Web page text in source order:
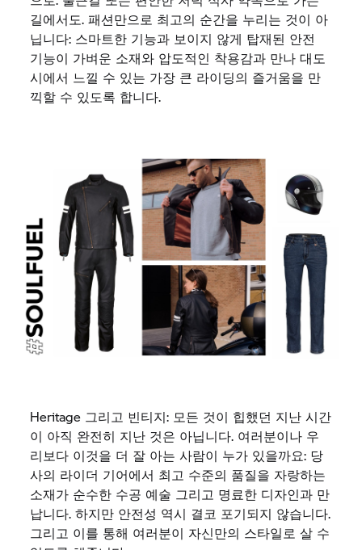
길에서도. 패션만으로 최고의 순간을 누리는 것이 아
닙니다: 스마트한 기능과 보이지 않게 탑재된 안전
기능이 가벼운 소재와 압도적인 착용감과 만나 대도
시에서 느낄 수 있는 가장 큰 라이딩의 즐거움을 만
끽할 수 있도록 합니다.
Heritage 그리고 빈티지: 모든 것이 힙했던 지난 시간
이 아직 완전히 지난 것은 아닙니다. 여러분이나 우
리보다 이것을 더 잘 아는 사람이 누가 있을까요: 당
사의 라이더 기어에서 최고 수준의 품질을 자랑하는
소재가 순수한 수공 예술 그리고 명료한 디자인과 만
납니다. 하지만 안전성 역시 결코 포기되지 않습니다.
그리고 이를 통해 여러분이 자신만의 스타일로 살 수